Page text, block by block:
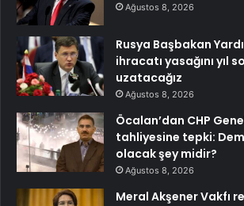
Ağustos 8, 2026
Rusya Başbakan
ihracatı yasağını yıl
uzatacağız
Ağustos 8, 2026
Öcalan’dan CHP
tahliyesine tepki:
olacak şey midir?
Ağustos 8, 2026
Meral Akşener Vakfı